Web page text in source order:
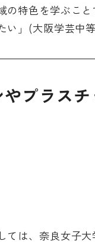
特色を学ぶこ
い」(大阪学芸中
プラス
ては、奈良女子